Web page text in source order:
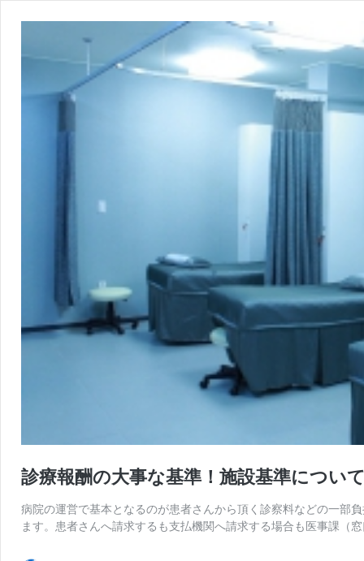
診療報酬の大事な基準！施設基準につい
病院の運営で基本となるのが患者さんから頂く診察料などの一部
ます。患者さんへ請求するも支払機関へ請求する場合も医事課（